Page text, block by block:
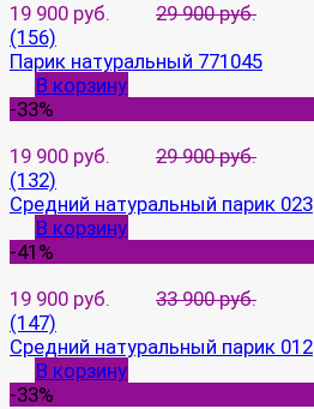
19 900 руб.
29 900 руб.
(156)
Парик натуральный 771045
В корзину
-33%
19 900 руб.
29 900 руб.
(132)
Средний натуральный парик 023
В корзину
-41%
19 900 руб.
33 900 руб.
(147)
Средний натуральный парик 012
В корзину
-33%